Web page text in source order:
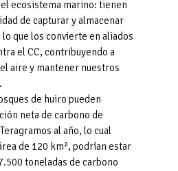
ecosistema marino: tienen
de capturar y almacenar
que los convierte en aliados
el CC, contribuyendo a
aire y mantener nuestros
de huiro pueden
neta de carbono de
al año, lo cual
de 120 km², podrían estar
toneladas de carbono